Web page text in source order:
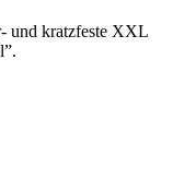
und kratzfeste XXL